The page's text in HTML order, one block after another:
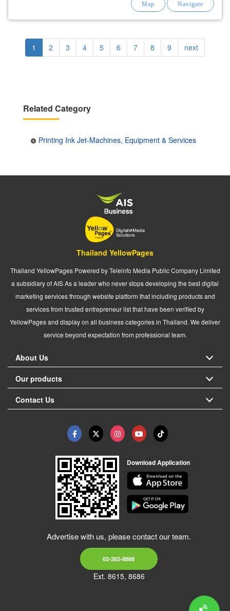
Pagination
Current
page
1 Page
2 Page
3 Page
4 Page
5 Page
6 Page
7 Page
8 Page
9
Next
page
next
Related Category
Printing Ink Jet-Machines, Equipment & Services
Thailand YellowPages
Thailand YellowPages Powered by Teleinfo Media Public Company Limited
a subsidiary of AIS As a leader who never stops developing the best digital
marketing services through website platform that including products and
services from trusted entrepreneur list that have been verified by
YellowPages and display on all business categories in Thailand. We deliver
service beyond expectation from professional team.
About Us
Our products
Contact Us
Download Application
Advertise with us, please contact our team.
02-262-8888
Ext. 8615, 8686